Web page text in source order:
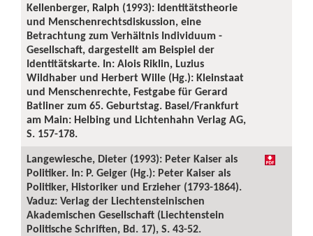
Kellenberger, Ralph (1993): Identitätstheorie
und Menschenrechtsdiskussion, eine
Betrachtung zum Verhältnis Individuum -
Gesellschaft, dargestellt am Beispiel der
Identitätskarte. In: Alois Riklin, Luzius
Wildhaber und Herbert Wille (Hg.): Kleinstaat
und Menschenrechte, Festgabe für Gerard
Batliner zum 65. Geburtstag. Basel/Frankfurt
am Main: Helbing und Lichtenhahn Verlag AG,
S. 157-178.
Langewiesche, Dieter (1993): Peter Kaiser als
Politiker. In: P. Geiger (Hg.): Peter Kaiser als
Politiker, Historiker und Erzieher (1793-1864).
Vaduz: Verlag der Liechtensteinischen
Akademischen Gesellschaft (Liechtenstein
Politische Schriften, Bd. 17), S. 43-52.